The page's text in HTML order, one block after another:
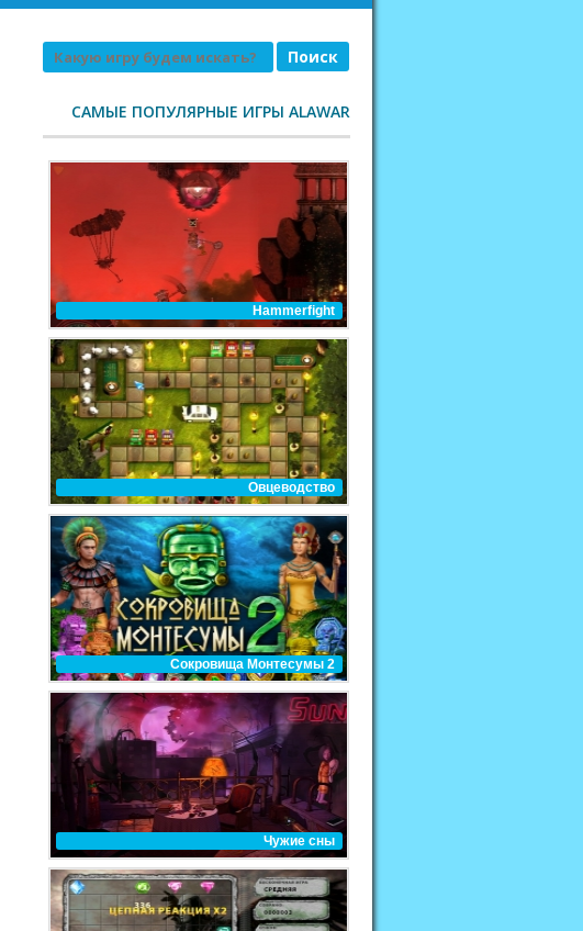
Поиск
САМЫЕ ПОПУЛЯРНЫЕ ИГРЫ ALAWAR
Hammerfight
Овцеводство
Сокровища Монтесумы 2
Чужие сны